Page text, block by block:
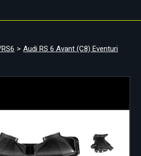
> Audi RS 6 Avant (C8) Eventuri